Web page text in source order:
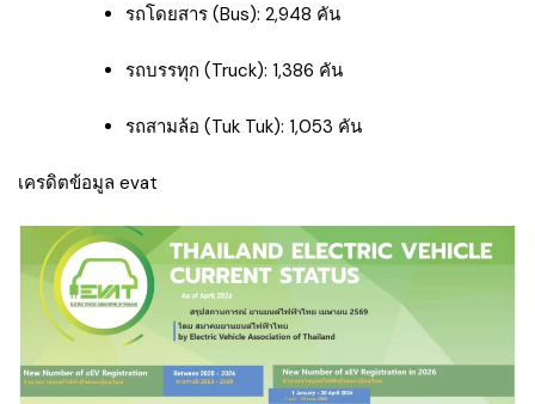
รถโดยสาร (Bus): 2,948 คัน
รถบรรทุก (Truck): 1,386 คัน
รถสามล้อ (Tuk Tuk): 1,053 คัน
เครดิตข้อมูล evat